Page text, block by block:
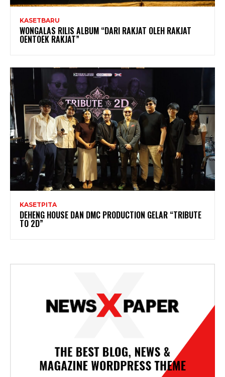
KASETBARU
WONGALAS RILIS ALBUM “DARI RAKJAT OLEH RAKJAT
OENTOEK RAKJAT”
KASETPITA
DEHENG HOUSE DAN DMC PRODUCTION GELAR “TRIBUTE
TO 2D”